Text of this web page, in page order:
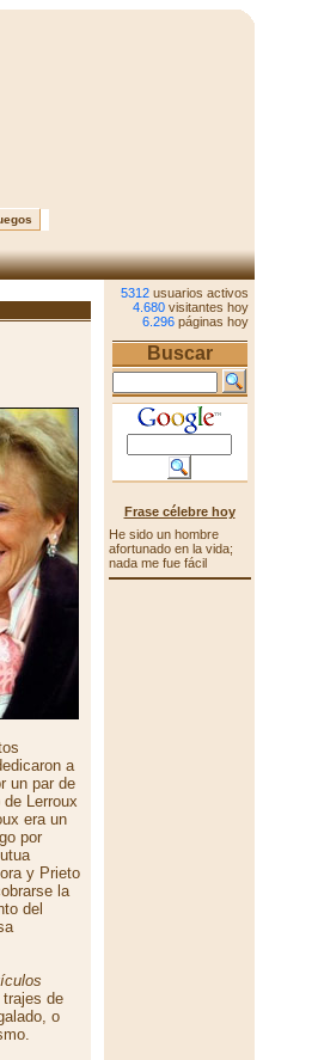
a
un par de
Lerroux
era un
por
y Prieto
la
del
de
o
5312 usuarios activos
4.680 visitantes hoy
6.296 páginas hoy
Buscar
Frase célebre hoy
He sido un hombre
afortunado en la vida;
nada me fue fácil